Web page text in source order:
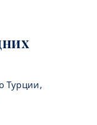
Турции,